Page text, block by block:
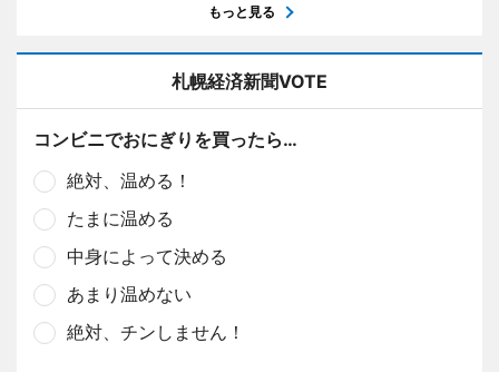
もっと見る
札幌経済新聞VOTE
コンビニでおにぎりを買ったら…
絶対、温める！
たまに温める
中身によって決める
あまり温めない
絶対、チンしません！